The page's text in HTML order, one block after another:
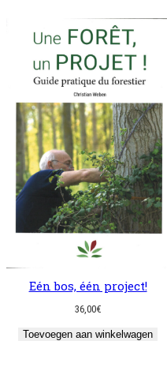
Eén bos, één project!
36,00€
Toevoegen aan winkelwagen